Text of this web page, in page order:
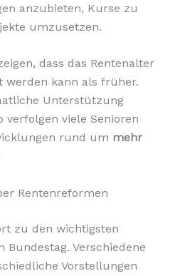
anzubieten, Kurse zu
umzusetzen.
dass das Rentenalter
werden kann als früher.
Unterstützung
verfolgen viele Senioren
rund um mehr
Rentenreformen
zu den wichtigsten
Verschiedene
Vorstellungen